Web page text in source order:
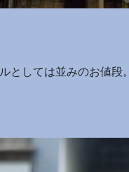
としては並みのお値段。